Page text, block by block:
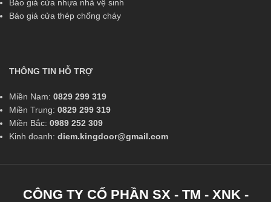
Báo giá cửa nhựa nhà vệ sinh
Báo giá cửa thép chống cháy
THÔNG TIN HỖ TRỢ
Miền Nam: 0829 299 319
Miền Trung: 0829 299 319
Miền Bắc: 0989 252 309
Kinh doanh: diem.kingdoor@gmail.com
CÔNG TY CỔ PHẦN SX - TM - XNK -